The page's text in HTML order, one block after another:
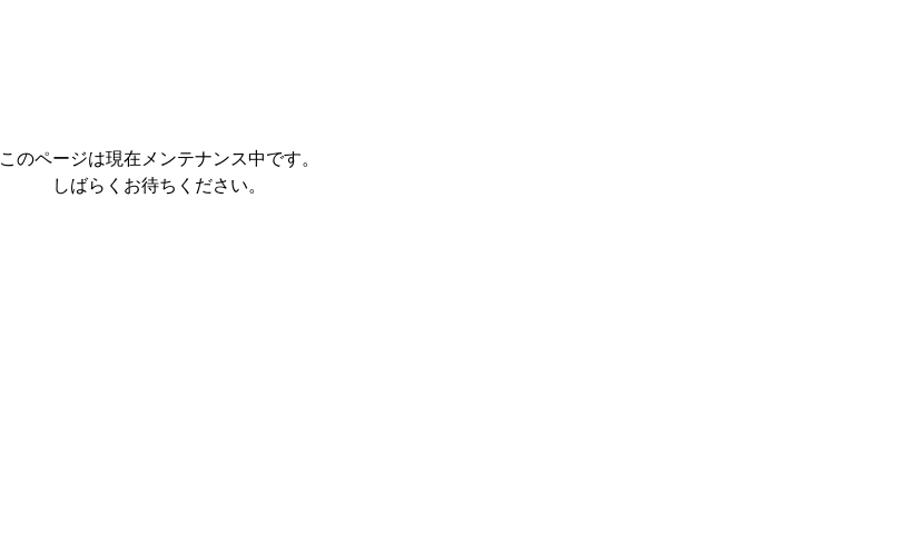
このページは現在メンテナンス中です。
しばらくお待ちください。